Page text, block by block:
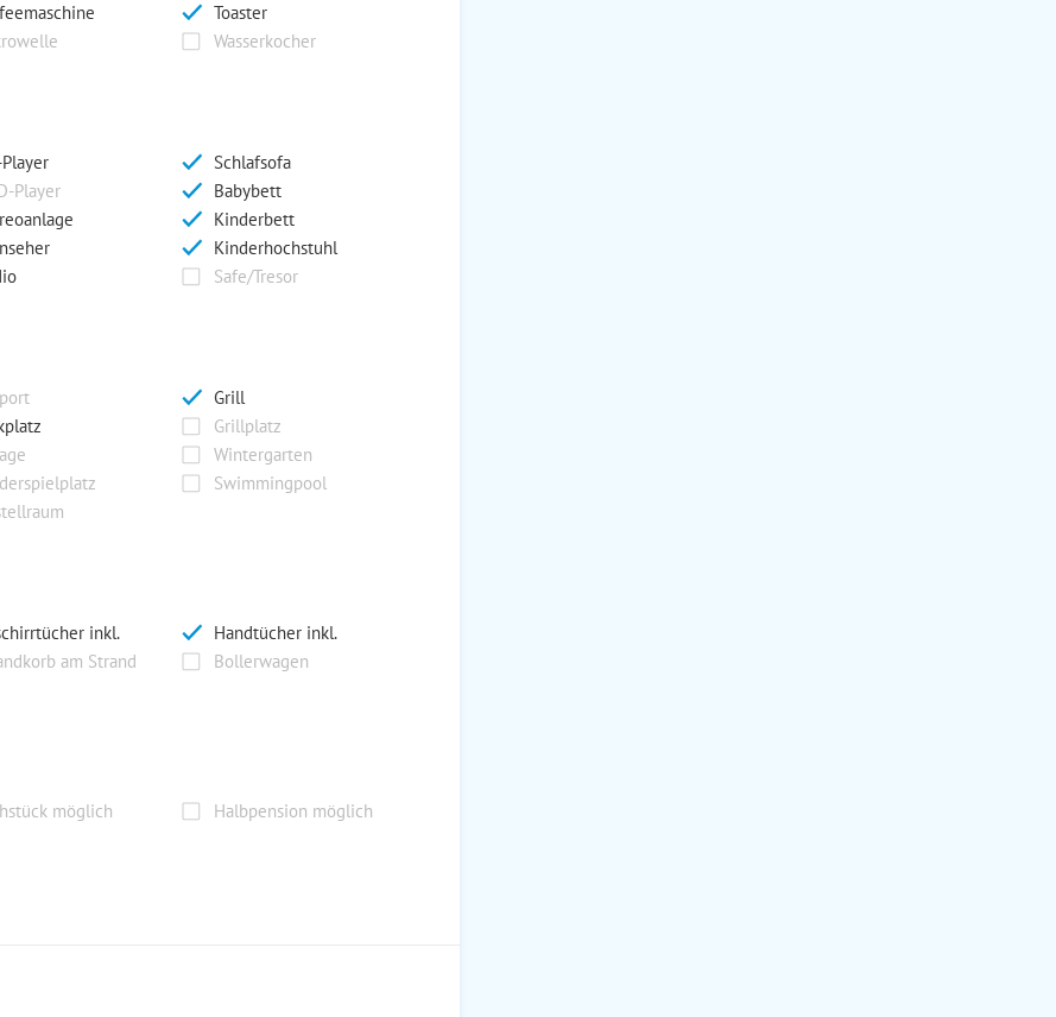
Toaster
Wasserkocher
Schlafsofa
Player
Babybett
Kinderbett
Kinderhochstuhl
Safe/Tresor
Grill
Grillplatz
Wintergarten
Swimmingpool
inkl.
Handtücher inkl.
am Strand
Bollerwagen
möglich
Halbpension möglich